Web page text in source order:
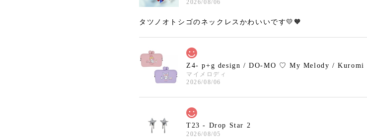
2026/08/06
タツノオトシゴのネックレスかわいいです💛🧡
Z4- p+g design / DO-MO ♡ My Melody / Kuromi
マイメロディ
2026/08/06
T23 - Drop Star 2
2026/08/05